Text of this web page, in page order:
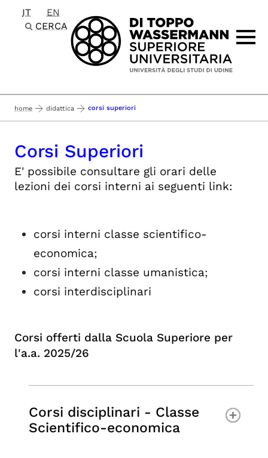
Passa al contenuto principale
IT
EN
CERCA
home didattica corsi superiori
Corsi Superiori
E' possibile consultare gli orari delle
lezioni dei corsi interni ai seguenti link:
corsi interni classe scientifico-
economica;
corsi interni classe umanistica;
corsi interdisciplinari
Corsi offerti dalla Scuola Superiore per
l'a.a. 2025/26
Corsi disciplinari - Classe
Scientifico-economica